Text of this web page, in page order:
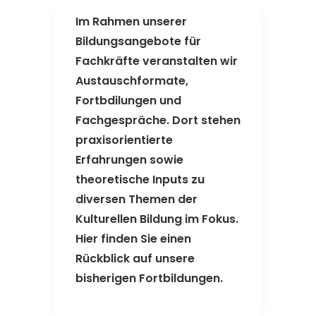
Im Rahmen unserer
Bildungsangebote für
Fachkräfte veranstalten wir
Austauschformate,
Fortbdilungen und
Fachgespräche. Dort stehen
praxisorientierte
Erfahrungen sowie
theoretische Inputs zu
diversen Themen der
Kulturellen Bildung im Fokus.
Hier finden Sie einen
Rückblick auf unsere
bisherigen Fortbildungen.